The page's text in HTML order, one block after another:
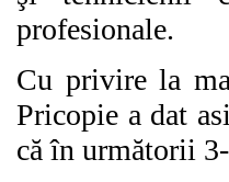
profesionale.
Cu privire la
Pricopie a dat
că în următorii